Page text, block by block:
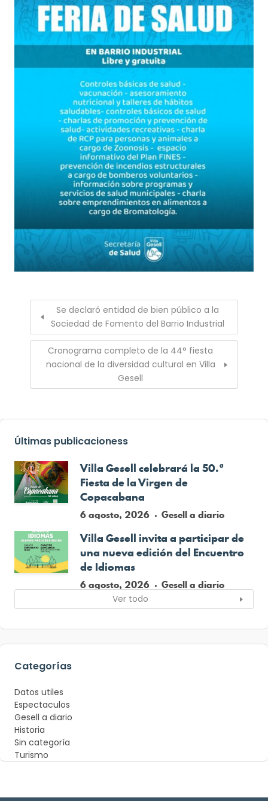
Se declaró entidad de bien público a la
Sociedad de Fomento del Barrio Industrial
Cronograma completo de la 44° fiesta
nacional de la diversidad cultural en Villa
Gesell
Últimas publicacioness
Villa Gesell celebrará la 50.ª
Fiesta de la Virgen de
Copacabana
6 agosto, 2026 Gesell a diario
Villa Gesell invita a participar de
una nueva edición del Encuentro
de Idiomas
6 agosto, 2026 Gesell a diario
Ver todo
Categorías
Datos utiles
Espectaculos
Gesell a diario
Historia
Sin categoría
Turismo